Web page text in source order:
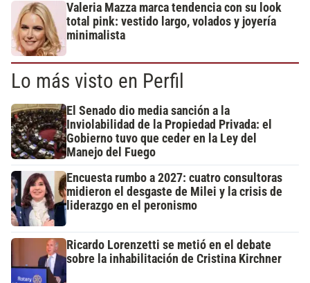
Valeria Mazza marca tendencia con su look
total pink: vestido largo, volados y joyería
minimalista
Lo más visto en Perfil
El Senado dio media sanción a la
Inviolabilidad de la Propiedad Privada: el
Gobierno tuvo que ceder en la Ley del
Manejo del Fuego
Encuesta rumbo a 2027: cuatro consultoras
midieron el desgaste de Milei y la crisis de
liderazgo en el peronismo
Ricardo Lorenzetti se metió en el debate
sobre la inhabilitación de Cristina Kirchner